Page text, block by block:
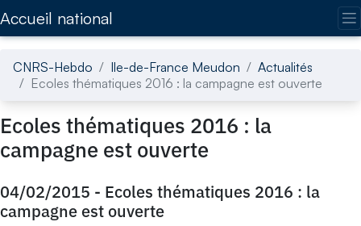
Accueil national
CNRS-Hebdo Ile-de-France Meudon
Actualités
Ecoles thématiques 2016 : la campagne est ouverte
Ecoles thématiques 2016 : la
campagne est ouverte
04/02/2015 - Ecoles thématiques 2016 : la
campagne est ouverte